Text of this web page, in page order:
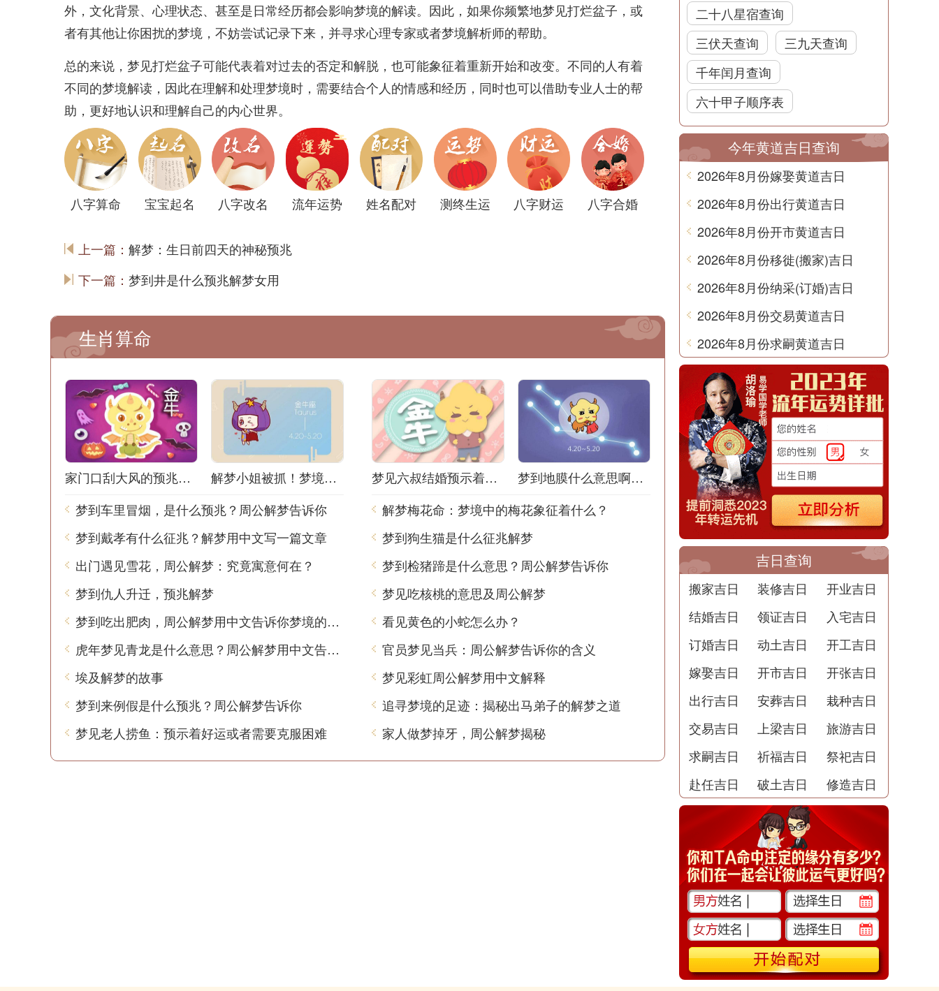
外，文化背景、心理状态、甚至是日常经历都会影响梦境的解读。因此，如果你频繁地梦见打烂盆子，或
者有其他让你困扰的梦境，不妨尝试记录下来，并寻求心理专家或者梦境解析师的帮助。
总的来说，梦见打烂盆子可能代表着对过去的否定和解脱，也可能象征着重新开始和改变。不同的人有着
不同的梦境解读，因此在理解和处理梦境时，需要结合个人的情感和经历，同时也可以借助专业人士的帮
助，更好地认识和理解自己的内心世界。
八字算命 宝宝起名 八字改名 流年运势 姓名配对 测终生运 八字财运 八字合婚
上一篇： 解梦：生日前四天的神秘预兆
下一篇： 梦到井是什么预兆解梦女用
生肖算命
家门口刮大风的预兆解梦：风声鹤唳，梦境之谜
解梦小姐被抓！梦境背后隐藏着什么秘密？
梦到车里冒烟，是什么预兆？周公解梦告诉你
梦到戴孝有什么征兆？解梦用中文写一篇文章
出门遇见雪花，周公解梦：究竟寓意何在？
梦到仇人升迁，预兆解梦
梦到吃出肥肉，周公解梦用中文告诉你梦境的含义
虎年梦见青龙是什么意思？周公解梦用中文告诉你
埃及解梦的故事
梦到来例假是什么预兆？周公解梦告诉你
梦见老人捞鱼：预示着好运或者需要克服困难
梦见六叔结婚预示着什么？解梦师告诉你真相！
梦到地膜什么意思啊解梦用
解梦梅花命：梦境中的梅花象征着什么？
梦到狗生猫是什么征兆解梦
梦到检猪蹄是什么意思？周公解梦告诉你
梦见吃核桃的意思及周公解梦
看见黄色的小蛇怎么办？
官员梦见当兵：周公解梦告诉你的含义
梦见彩虹周公解梦用中文解释
追寻梦境的足迹：揭秘出马弟子的解梦之道
家人做梦掉牙，周公解梦揭秘
二十八星宿查询
三伏天查询
三九天查询
千年闰月查询
六十甲子顺序表
今年黄道吉日查询
2026年8月份嫁娶黄道吉日
2026年8月份出行黄道吉日
2026年8月份开市黄道吉日
2026年8月份移徙(搬家)吉日
2026年8月份纳采(订婚)吉日
2026年8月份交易黄道吉日
2026年8月份求嗣黄道吉日
吉日查询
搬家吉日 装修吉日
开业吉日
结婚吉日
领证吉日
入宅吉日
订婚吉日
动土吉日
开工吉日
嫁娶吉日
开市吉日
开张吉日
出行吉日
安葬吉日
栽种吉日
交易吉日
上梁吉日
旅游吉日
求嗣吉日
祈福吉日
祭祀吉日
赴任吉日
破土吉日 修造吉日